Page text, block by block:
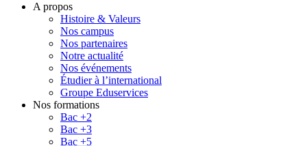
A propos
Histoire & Valeurs
Nos campus
Nos partenaires
Notre actualité
Nos événements
Étudier à l’international
Groupe Eduservices
Nos formations
Bac +2
Bac +3
Bac +5